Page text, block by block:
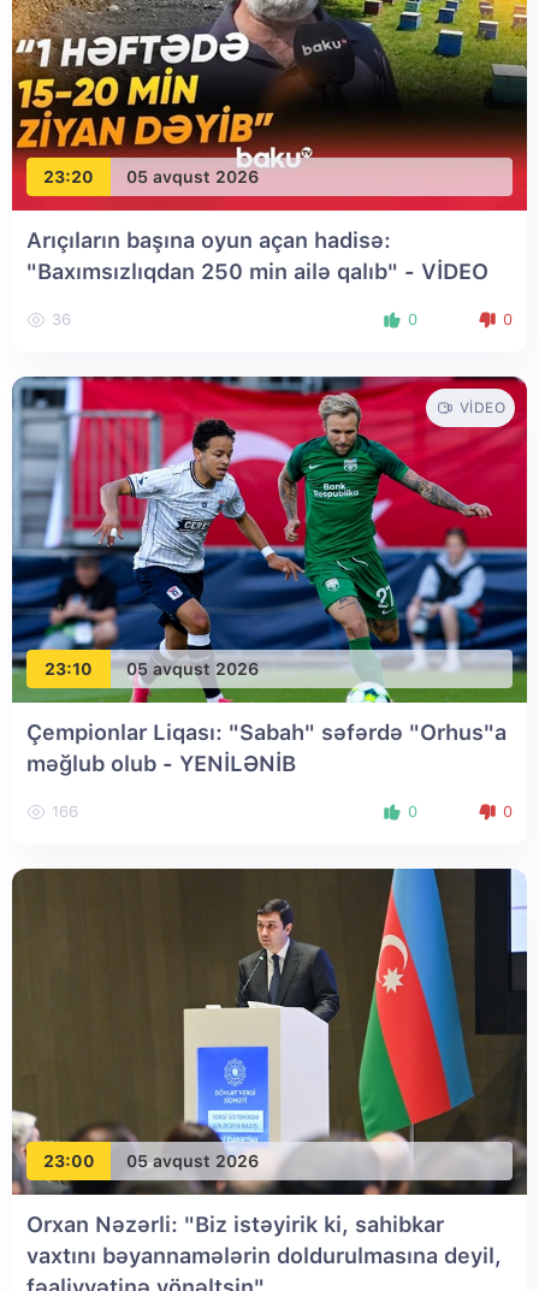
23:20 05 avqust 2026
Arıçıların başına oyun açan hadisə:
"Baxımsızlıqdan 250 min ailə qalıb" - VİDEO
36 0 0
23:10 05 avqust 2026
VIDEO
Çempionlar Liqası: "Sabah" səfərdə "Orhus"a
məğlub olub - YENİLƏNİB
166 0 0
23:00 05 avqust 2026
Orxan Nəzərli: "Biz istəyirik ki, sahibkar
vaxtını bəyannamələrin doldurulmasına deyil,